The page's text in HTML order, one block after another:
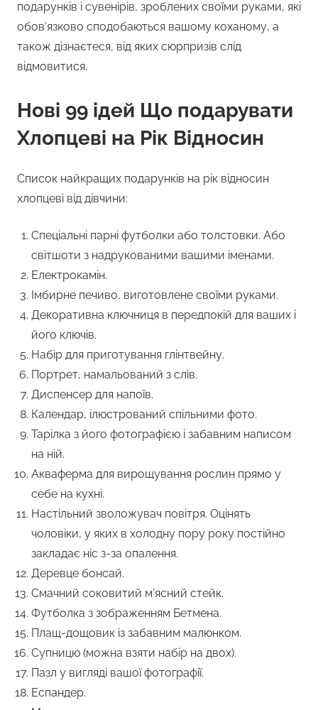
подарунків і сувенірів, зроблених своїми руками, які
обов’язково сподобаються вашому коханому, а
також дізнаєтеся, від яких сюрпризів слід
відмовитися.
Нові 99 ідей Що подарувати
Хлопцеві на Рік Відносин
Список найкращих подарунків на рік відносин
хлопцеві від дівчини:
Спеціальні парні футболки або толстовки. Або
світшоти з надрукованими вашими іменами.
Електрокамін.
Імбирне печиво, виготовлене своїми руками.
Декоративна ключниця в передпокій для ваших і
його ключів.
Набір для приготування глінтвейну.
Портрет, намальований з слів.
Диспенсер для напоїв.
Календар, ілюстрований спільними фото.
Тарілка з його фотографією і забавним написом
на ній.
Акваферма для вирощування рослин прямо у
себе на кухні.
Настільний зволожувач повітря. Оцінять
чоловіки, у яких в холодну пору року постійно
закладає ніс з-за опалення.
Деревце бонсай.
Смачний соковитий м’ясний стейк.
Футболка з зображенням Бетмена.
Плащ-дощовик із забавним малюнком.
Супницю (можна взяти набір на двох).
Пазл у вигляді вашої фотографії.
Еспандер.